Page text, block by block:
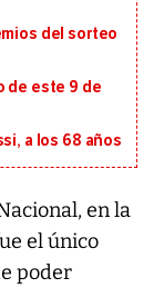
del sorteo
de este 9 de
a los 68 años
en la
el único
poder